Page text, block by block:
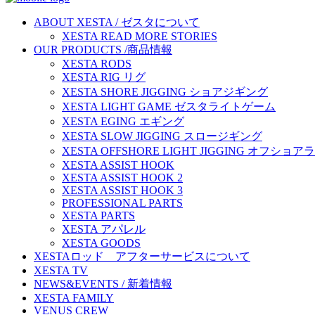
ABOUT XESTA / ゼスタについて
XESTA READ MORE STORIES
OUR PRODUCTS /商品情報
XESTA RODS
XESTA RIG リグ
XESTA SHORE JIGGING ショアジギング
XESTA LIGHT GAME ゼスタライトゲーム
XESTA EGING エギング
XESTA SLOW JIGGING スロージギング
XESTA OFFSHORE LIGHT JIGGING オフショア
XESTA ASSIST HOOK
XESTA ASSIST HOOK 2
XESTA ASSIST HOOK 3
PROFESSIONAL PARTS
XESTA PARTS
XESTA アパレル
XESTA GOODS
XESTAロッド アフターサービスについて
XESTA TV
NEWS&EVENTS / 新着情報
XESTA FAMILY
VENUS CREW